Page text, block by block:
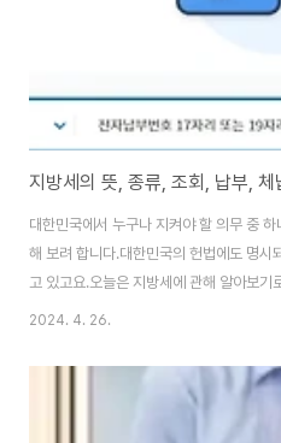
지방세의 뜻, 종류, 조회, 납부, 체
대한민국에서 누구나 지켜야 할 의무 중
해 보려 합니다.대한민국의 헌법에도 명시
고 있고요.오늘은 지방세에 관해 알아보기
세제 체계의 중요한 부분으로, 지방 정부가
세가 있으며, 이러한 세금은 주로 주민과
식은 지역의 법률과 규정에 따라 달라집니
스와 인프라를 유지하고 발전시키는 데 사
2024. 4. 26.